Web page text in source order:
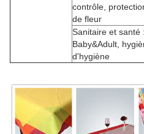
contrôle,
de fleur
Sanitaire et santé
Baby&Adult,
d'hygiène